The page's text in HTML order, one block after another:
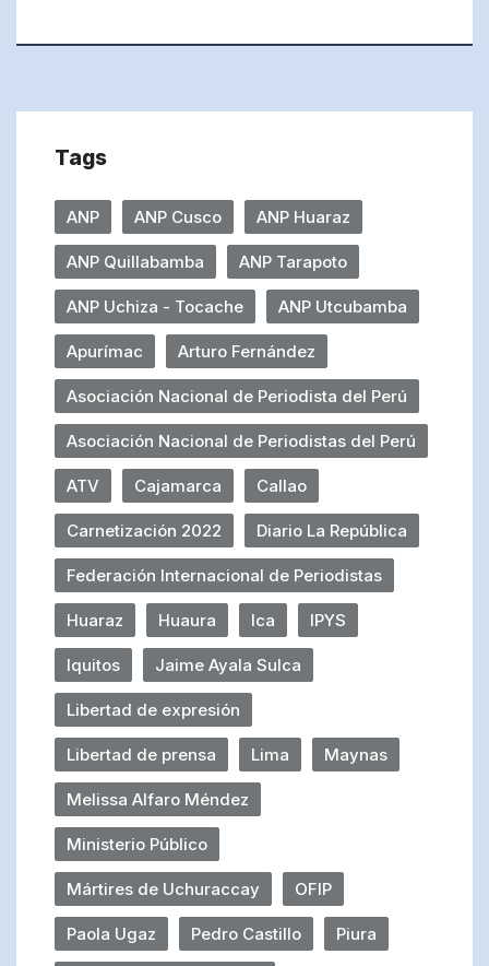
Tags
ANP ANP Cusco ANP Huaraz
ANP Quillabamba ANP Tarapoto
ANP Uchiza - Tocache ANP Utcubamba
Apurímac Arturo Fernández
Asociación Nacional de Periodista del Perú
Asociación Nacional de Periodistas del Perú
ATV Cajamarca Callao
Carnetización 2022 Diario La República
Federación Internacional de Periodistas
Huaraz Huaura Ica IPYS
Iquitos Jaime Ayala Sulca
Libertad de expresión
Libertad de prensa Lima Maynas
Melissa Alfaro Méndez
Ministerio Público
Mártires de Uchuraccay OFIP
Paola Ugaz Pedro Castillo Piura